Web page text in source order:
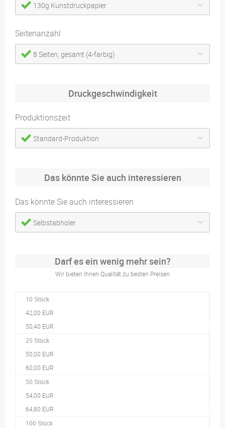
130g Kunstdruckpapier
Seitenanzahl
8 Seiten, gesamt (4-farbig)
Druckgeschwindigkeit
Produktionszeit
Standard-Produktion
Das könnte Sie auch interessieren
Das könnte Sie auch interessieren
Selbstabholer
Darf es ein wenig mehr sein?
Wir bieten Ihnen Qualität zu besten Preisen
10 Stück
42,00 EUR
50,40 EUR
25 Stück
50,00 EUR
60,00 EUR
50 Stück
54,00 EUR
64,80 EUR
100 Stück